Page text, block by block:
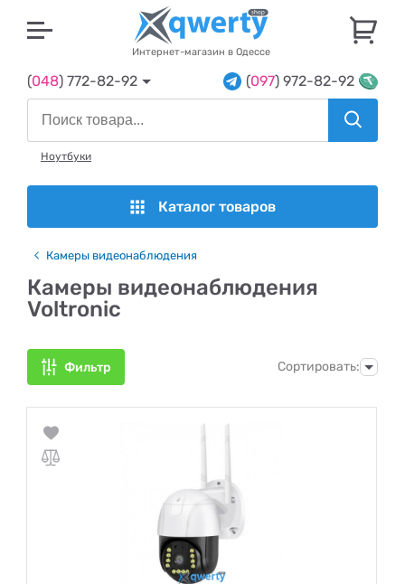
Интернет-магазин в Одессе
(048) 772-82-92 (097) 972-82-92
Ноутбуки
Каталог товаров
Камеры видеонаблюдения
Камеры видеонаблюдения
Voltronic
Фильтр Сортировать: